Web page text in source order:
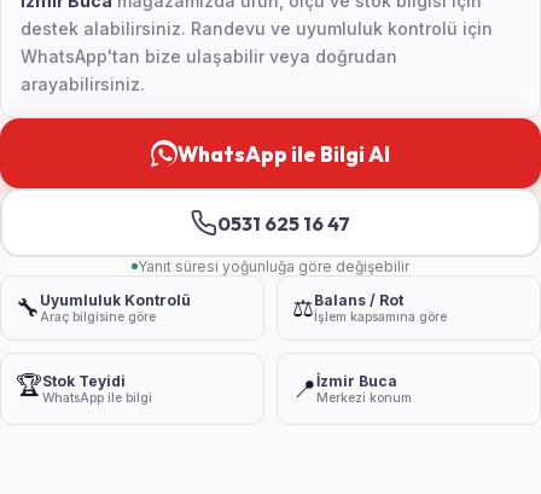
destek alabilirsiniz. Randevu ve uyumluluk kontrolü için
WhatsApp'tan bize ulaşabilir veya doğrudan
arayabilirsiniz.
WhatsApp ile Bilgi Al
0531 625 16 47
Yanıt süresi yoğunluğa göre değişebilir
🔧 Uyumluluk Kontrolü
Araç bilgisine göre ⚖️Balans / Rot
İşlem kapsamına göre
🏆Stok Teyidi
WhatsApp ile bilgi 📍İzmir Buca
Merkezi konum